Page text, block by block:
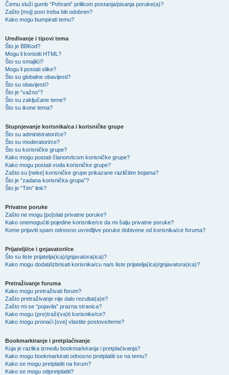
Čemu služi gumb “Pohrani” prilikom postanja/pisanja poruke(a)?
Zašto [moj] post treba biti odobren?
Kako mogu bumpirati temu?
Uređivanje i tipovi tema
Što je BBKod?
Mogu li koristiti HTML?
Što su smajlići?
Mogu li postati slike?
Što su globalne obavijesti?
Što su obavijesti?
Što je “važno”?
Što su zaključane teme?
Što su ikone tema?
Stupnjevanje korisnika/ca i korisničke grupe
Što su administratori/ce?
Što su moderatori/ce?
Što su korisničke grupe?
Kako mogu postati članom/icom korisničke grupe?
Kako mogu postati vođa korisničke grupe?
Zašto su [neke] korisničke grupe prikazane različitim bojama?
Što je “zadana korisnička grupa”?
Što je “Tim” link?
Privatne poruke
Zašto ne mogu [po]slati privatne poruke?
Kako onemogućiti pojedine korisnike/ce da mi šalju privatne poruke?
Kome prijaviti spam odnosno uvredljive poruke dobivene od korisnika/ce foruma?
Prijatelji/ce i gnjavatori/ce
Što su liste prijatelja(ica)/gnjavatora(ica)?
Kako mogu dodati/izbrisati korisnika/cu na/s liste prijatelja(ica)/gnjavatora(ica)?
Pretraživanje foruma
Kako mogu pretraživati forum?
Zašto pretraživanje nije dalo rezultat(a)e?
Zašto mi se “pojavila” prazna stranica?
Kako mogu (pre)traži(va)ti korisnike/ce?
Kako mogu pronaći [sve] vlastite postove/teme?
Bookmarkiranje i pretplaćivanje
Koja je razlika između bookmarkiranja i pretplaćivanja?
Kako mogu bookmarkirati odnosno pretplatiti se na temu?
Kako se mogu pretplatiti na forum?
Kako se mogu odpretplatiti?